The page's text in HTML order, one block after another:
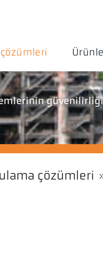
çözümleri